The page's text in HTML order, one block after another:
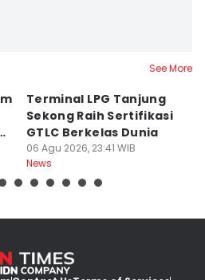
See More
Terminal LPG Tanjung
Sekong Raih Sertifikasi
GTLC Berkelas Dunia
06 Agu 2026, 23:41 WIB
News